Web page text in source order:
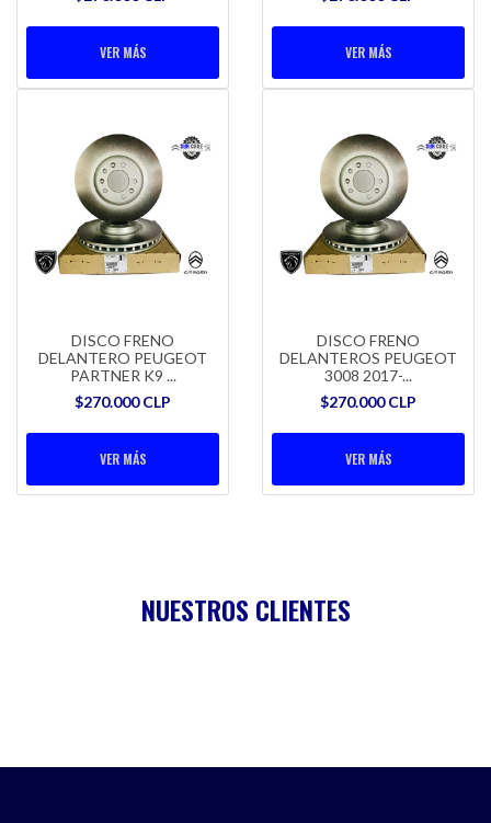
VER MÁS VER MÁS
DISCO FRENO
DELANTERO PEUGEOT
PARTNER K9 ...
$270.000 CLP
VER MÁS
DISCO FRENO
DELANTEROS PEUGEOT
3008 2017-...
$270.000 CLP
VER MÁS
NUESTROS CLIENTES